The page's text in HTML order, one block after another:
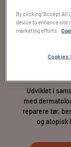
Locobase
Udviklet i
med
reparere tør,
og atopisk
By clicking “Accept All
device to enhance site
marketing efforts.
Cookies